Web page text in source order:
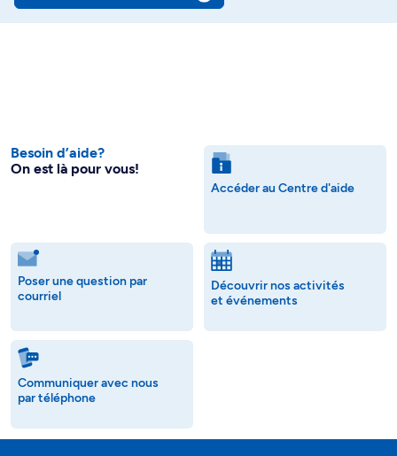
Besoin d’aide?
On est là pour vous!
Accéder au Centre d'aide
Poser une question par
courriel
Découvrir nos activités
et événements
Communiquer avec nous
par téléphone